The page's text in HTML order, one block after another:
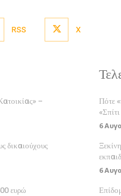
RSS X
–
δικαιούχους
ευρώ
Πότε
6
6